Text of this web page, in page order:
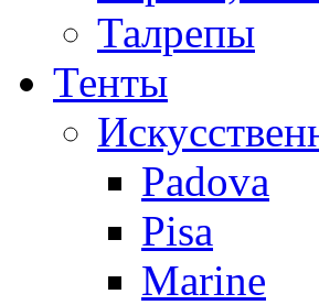
Талрепы
Тенты
Padova
Pisa
Marine